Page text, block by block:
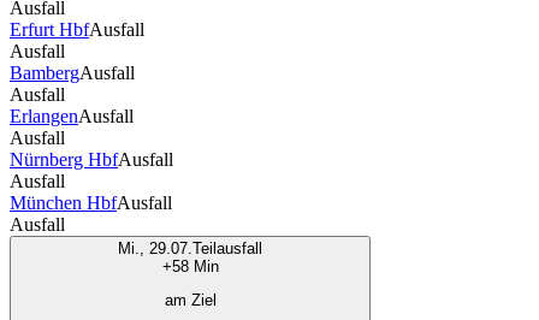
Ausfall
Erfurt HbfAusfall
Ausfall
BambergAusfall
Ausfall
ErlangenAusfall
Ausfall
Nürnberg HbfAusfall
Ausfall
München HbfAusfall
Ausfall
Mi., 29.07.Teilausfall
+58 Min
am Ziel